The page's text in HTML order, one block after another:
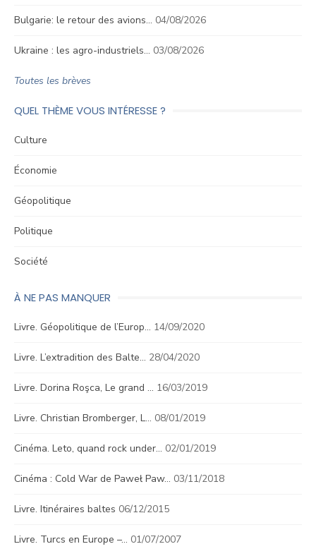
Bulgarie: le retour des avions… 04/08/2026
Ukraine : les agro-industriels… 03/08/2026
Toutes les brèves
QUEL THÈME VOUS INTÉRESSE ?
Culture
Économie
Géopolitique
Politique
Société
À NE PAS MANQUER
Livre. Géopolitique de l’Europ… 14/09/2020
Livre. L’extradition des Balte… 28/04/2020
Livre. Dorina Roşca, Le grand … 16/03/2019
Livre. Christian Bromberger, L… 08/01/2019
Cinéma. Leto, quand rock under… 02/01/2019
Cinéma : Cold War de Paweł Paw… 03/11/2018
Livre. Itinéraires baltes 06/12/2015
Livre. Turcs en Europe –… 01/07/2007